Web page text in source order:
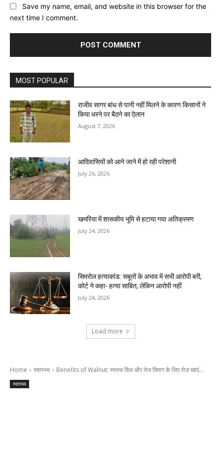
Website:Save my name, email, and website in this browser for the
next time I comment.
MOST POPULAR
राजीव सागर बांध से पानी नहीं मिलने के कारण किसानों ने
किया धरने पर बैठने का ऐलान
August 7, 2026
आदिवासियों को आने जाने में हो रही परेशानी
July 26, 2026
खमरिया में शासकीय भूमि से हटाया गया अतिक्रमण
July 24, 2026
सिमरोल हत्याकांड: सबूतों के अभाव में सभी आरोपी बरी,
कोर्ट ने कहा- हत्या साबित, लेकिन आरोपी नहीं
July 24, 2026
Load more